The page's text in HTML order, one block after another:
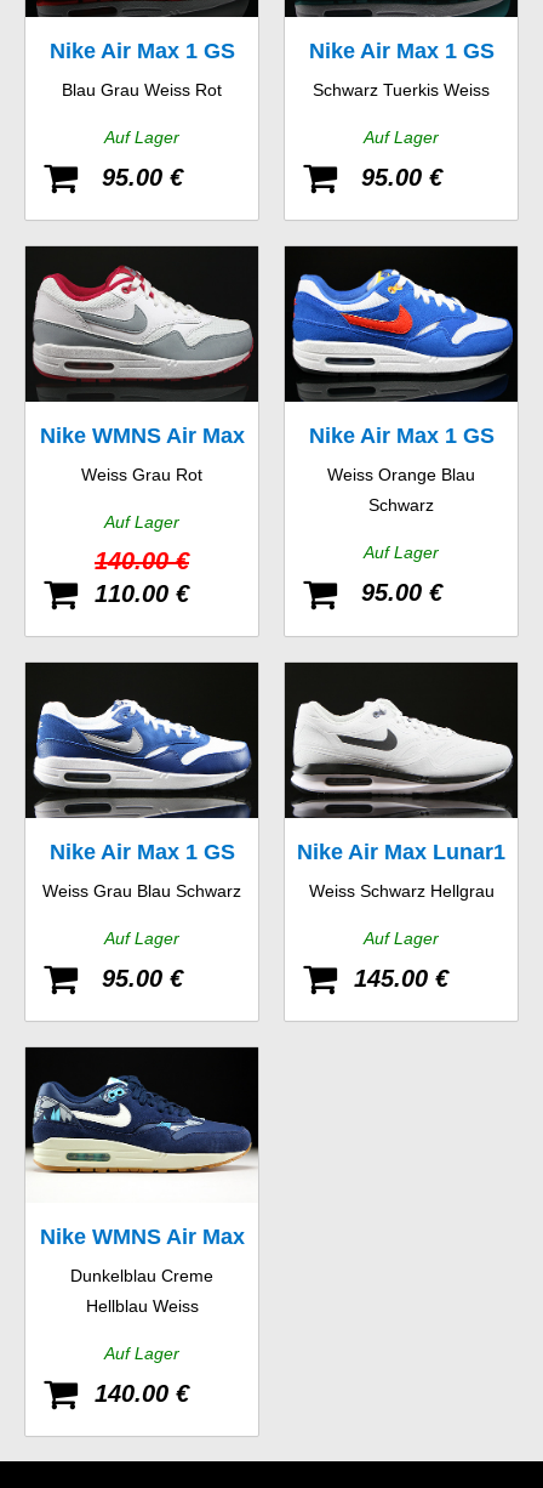
Nike Air Max 1 GS
Blau Grau Weiss Rot
Auf Lager
95.00 €
Nike Air Max 1 GS
Schwarz Tuerkis Weiss
Auf Lager
95.00 €
Nike WMNS Air Max
1 Essential
Weiss Grau Rot
Auf Lager
140.00 €
110.00 €
Nike Air Max 1 GS
Weiss Orange Blau
Schwarz
Auf Lager
95.00 €
Nike Air Max 1 GS
Weiss Grau Blau Schwarz
Auf Lager
95.00 €
Nike Air Max Lunar1
WR
Weiss Schwarz Hellgrau
Auf Lager
145.00 €
Nike WMNS Air Max
1 Print
Dunkelblau Creme
Hellblau Weiss
Auf Lager
140.00 €